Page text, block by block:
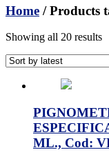
Home / Products
Showing all 20 results
ML., Cod: